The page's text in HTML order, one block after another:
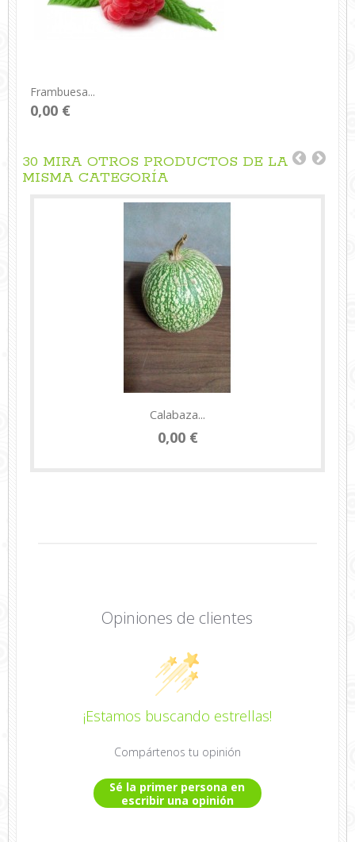
Frambuesa...
0,00 €
30 MIRA OTROS PRODUCTOS DE LA
MISMA CATEGORÍA
Calabaza...
0,00 €
Opiniones de clientes
¡Estamos buscando estrellas!
Compártenos tu opinión
Sé la primer persona en
escribir una opinión